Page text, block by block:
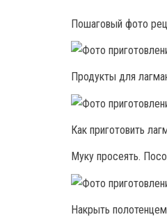
Пошаговый фото
Продукты для
Как приготовить
Муку просеять.
Накрыть